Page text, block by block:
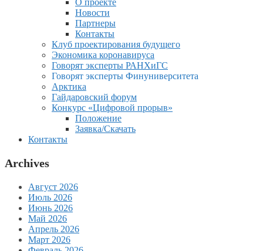
О проекте
Новости
Партнеры
Контакты
Клуб проектирования будущего
Экономика коронавируса
Говорят эксперты РАНХиГС
Говорят эксперты Финуниверситета
Арктика
Гайдаровский форум
Конкурс «Цифровой прорыв»
Положение
Заявка/Скачать
Контакты
Archives
Август 2026
Июль 2026
Июнь 2026
Май 2026
Апрель 2026
Март 2026